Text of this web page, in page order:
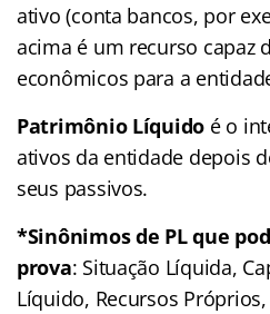
ativo (conta bancos, por
acima é um recurso capaz
econômicos para a
Patrimônio Líquido é o
ativos da entidade depois
seus passivos.
*Sinônimos de PL que
prova: Situação Líquida,
Líquido, Recursos